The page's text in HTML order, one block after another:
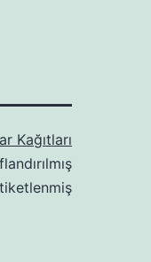
Kağıtları